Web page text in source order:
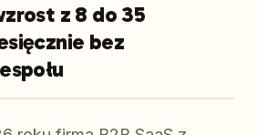
z 8 do 35
bez